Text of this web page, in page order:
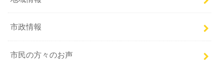
市政情報
市民の方々のお声